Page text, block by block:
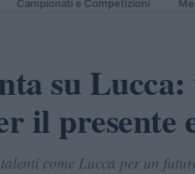
Campionati e Competizioni
su Lucca:
il presente
come Lucca per un